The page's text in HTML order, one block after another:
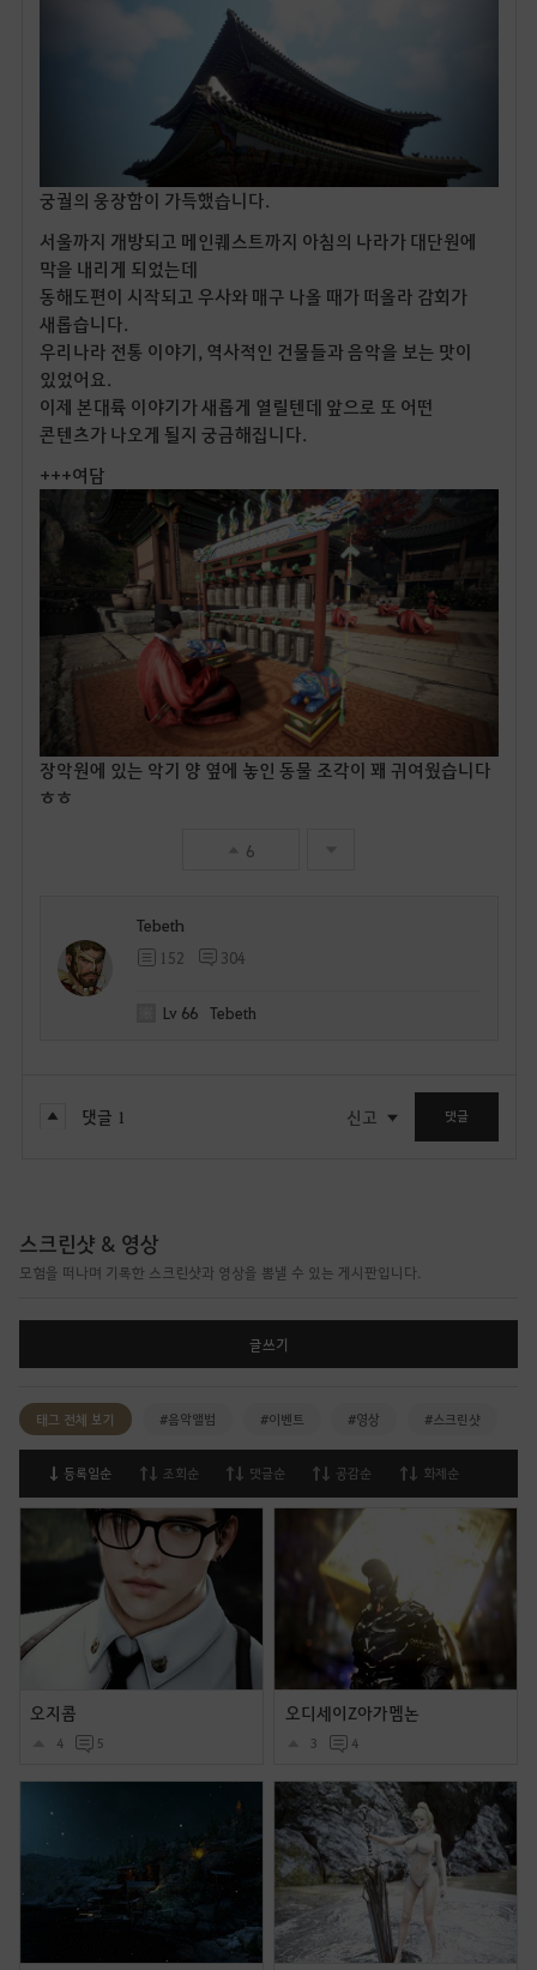
궁궐의 웅장함이 가득했습니다.
서울까지 개방되고 메인퀘스트까지 아침의 나라가 대단원에
막을 내리게 되었는데
동해도편이 시작되고 우사와 매구 나올 때가 떠올라 감회가
새롭습니다.
우리나라 전통 이야기, 역사적인 건물들과 음악을 보는 맛이
있었어요.
이제 본대륙 이야기가 새롭게 열릴텐데 앞으로 또 어떤
콘텐츠가 나오게 될지 궁금해집니다.
+++여담
장악원에 있는 악기 양 옆에 놓인 동물 조각이 꽤 귀여웠습니다
ㅎㅎ
6
Tebeth
152 304
Lv 66 Tebeth
댓글 1 신고 댓글
스크린샷 & 영상
모험을 떠나며 기록한 스크린샷과 영상을 뽐낼 수 있는 게시판입니다.
글쓰기
태그 전체 보기 #음악앨범 #이벤트 #영상 #스크린샷
등록일순 조회순 댓글순 공감순 화제순
오지콤
4 5
오디세이Z아가멤논
3 4